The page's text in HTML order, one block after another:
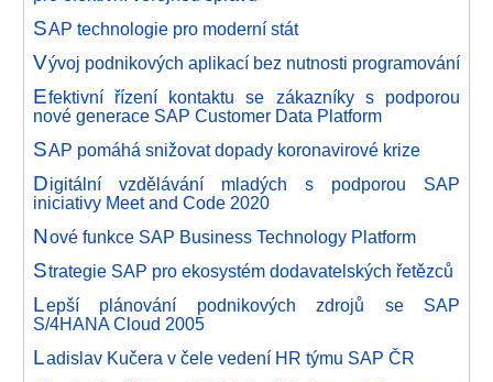
SAP technologie pro moderní stát
Vývoj podnikových aplikací bez nutnosti programování
Efektivní řízení kontaktu se zákazníky s podporou
nové generace SAP Customer Data Platform
SAP pomáhá snižovat dopady koronavirové krize
Digitální vzdělávání mladých s podporou SAP
iniciativy Meet and Code 2020
Nové funkce SAP Business Technology Platform
Strategie SAP pro ekosystém dodavatelských řetězců
Lepší plánování podnikových zdrojů se SAP
S/4HANA Cloud 2005
Ladislav Kučera v čele vedení HR týmu SAP ČR